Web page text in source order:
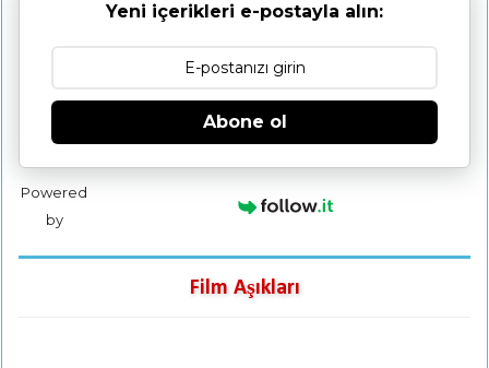
Yeni içerikleri e-postayla alın:
Abone ol
Powered
by
Film Aşıkları